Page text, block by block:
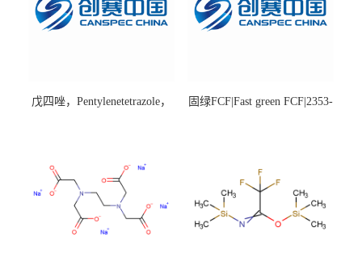
戊四唑，Pentylenetetrazole，
固绿FCF|Fast green FCF|2353-